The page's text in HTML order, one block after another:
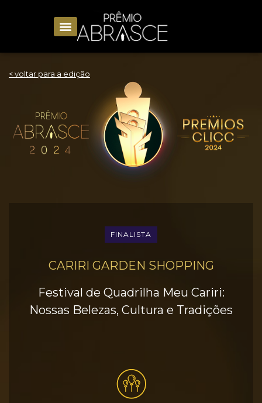
< voltar para a edição
FINALISTA
CARIRI GARDEN SHOPPING
Festival de Quadrilha Meu Cariri:
Nossas Belezas, Cultura e Tradições